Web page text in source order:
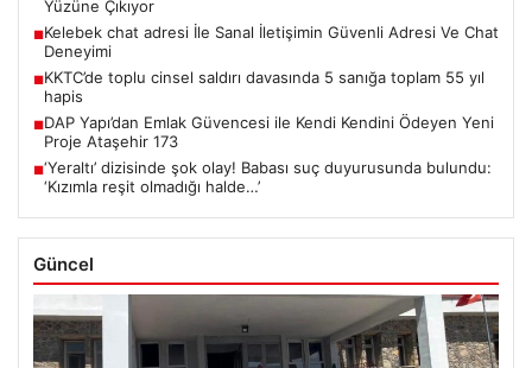
Yüzüne Çıkıyor
■Kelebek chat adresi İle Sanal İletişimin Güvenli Adresi Ve Chat
Deneyimi
■KKTC’de toplu cinsel saldırı davasında 5 sanığa toplam 55 yıl
hapis
■DAP Yapı’dan Emlak Güvencesi ile Kendi Kendini Ödeyen Yeni
Proje Ataşehir 173
■‘Yeraltı’ dizisinde şok olay! Babası suç duyurusunda bulundu:
‘Kızımla reşit olmadığı halde…’
Güncel